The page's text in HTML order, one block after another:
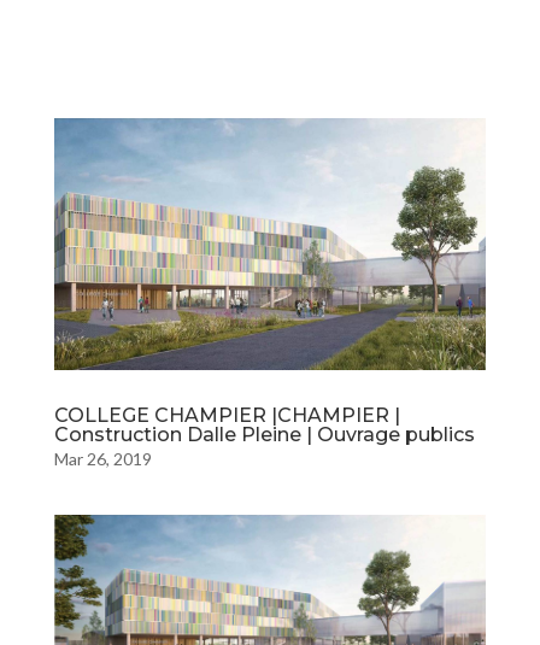
COLLEGE CHAMPIER |CHAMPIER |
Construction Dalle Pleine | Ouvrage publics
Mar 26, 2019